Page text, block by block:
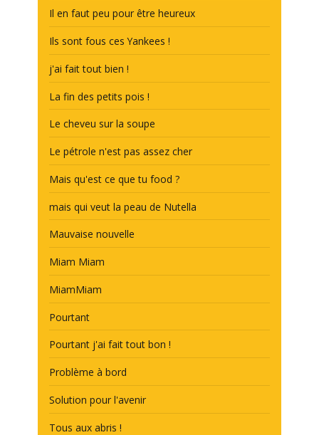
Il en faut peu pour être heureux
Ils sont fous ces Yankees !
j'ai fait tout bien !
La fin des petits pois !
Le cheveu sur la soupe
Le pétrole n'est pas assez cher
Mais qu'est ce que tu food ?
mais qui veut la peau de Nutella
Mauvaise nouvelle
Miam Miam
MiamMiam
Pourtant
Pourtant j'ai fait tout bon !
Problème à bord
Solution pour l'avenir
Tous aux abris !